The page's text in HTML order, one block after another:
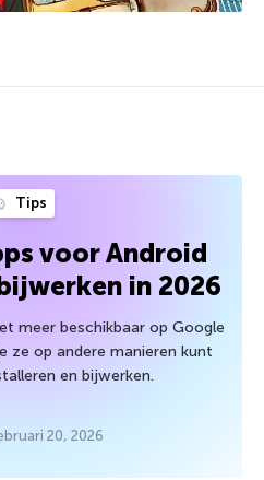
Tips
voor Android
in 2026
meer beschikbaar op Google
ze op andere manieren kunt
en bijwerken.
20, 2026